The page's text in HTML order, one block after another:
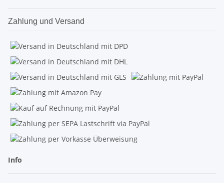
Zahlung und Versand
Info